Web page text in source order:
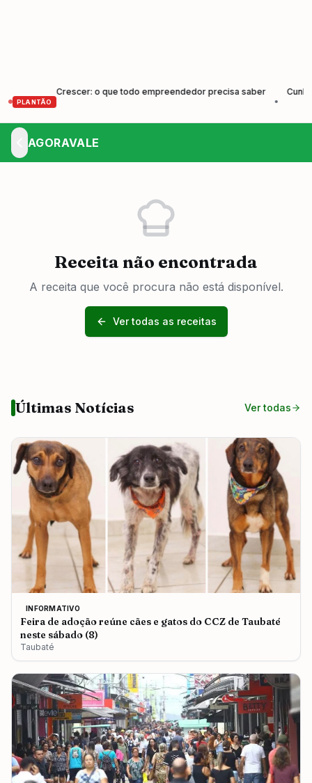
PLANTÃO
e Crescer: o que todo empreendedor precisa saber
Cunha
AGORAVALE
Receita não encontrada
A receita que você procura não está disponível.
Ver todas as receitas
Últimas Notícias Ver todas
INFORMATIVO
Feira de adoção reúne cães e gatos do CCZ de Taubaté
neste sábado (8)
Taubaté